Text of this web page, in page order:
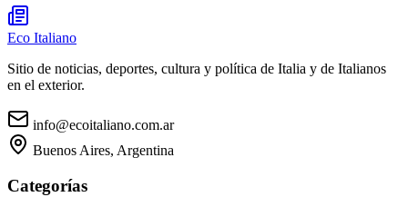
Eco Italiano
Sitio de noticias, deportes, cultura y política de Italia y de Italianos
en el exterior.
info@ecoitaliano.com.ar
Buenos Aires, Argentina
Categorías